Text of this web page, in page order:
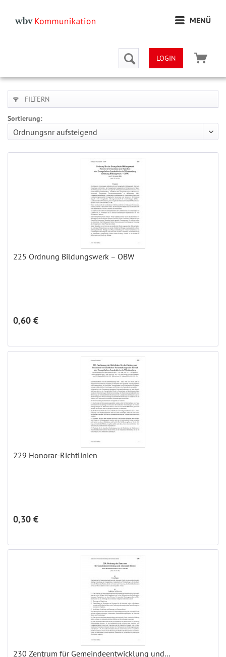
MENÜ
LOGIN
FILTERN
Sortierung:
225 Ordnung Bildungswerk – OBW
0,60 €
229 Honorar-Richtlinien
0,30 €
230 Zentrum für Gemeindeentwicklung und...